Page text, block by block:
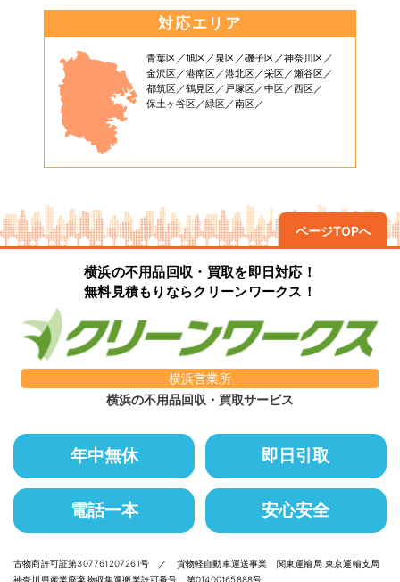
対応エリア
青葉区 旭区 泉区 磯子区
神奈川区
金沢区
港南区 港北区 栄区
瀬谷区
都筑区
鶴見区 戸塚区 中区
西区
保土ヶ谷区
緑区 南区
ページTOPへ
横浜の不用品回収・買取を即日対応！
無料見積もりならクリーンワークス！
横浜営業所
横浜の不用品回収・買取サービス
年中無休 即日引取
電話一本 安心安全
古物商許可証第307761207261号 ／ 貨物軽自動車運送事業 関東運輸局 東京運輸支局
神奈川県産業廃棄物収集運搬業許可番号 第01400165888号